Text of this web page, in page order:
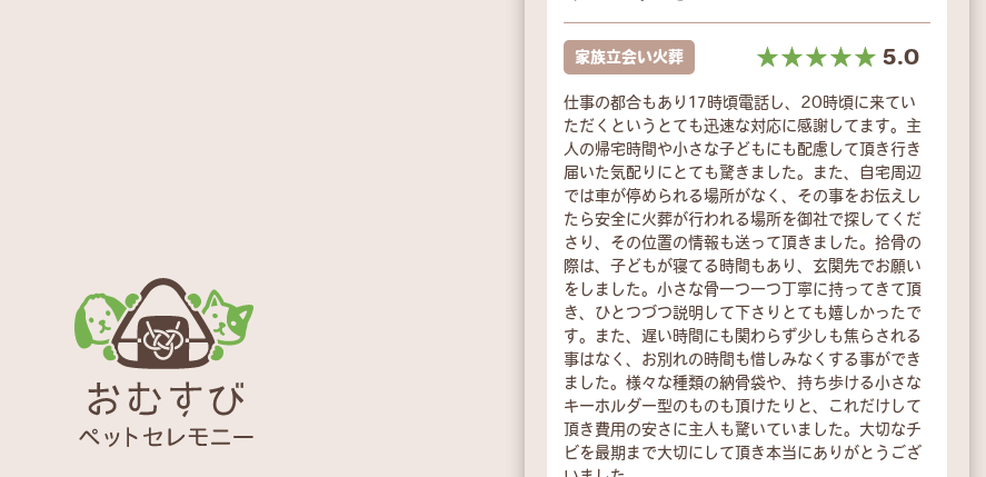
家族立会い火葬 ☆☆☆☆☆
★★★★★ 5.0
仕事の都合もあり17時頃電話し、20時頃に来てい
ただくというとても迅速な対応に感謝してます。主
人の帰宅時間や小さな子どもにも配慮して頂き行き
届いた気配りにとても驚きました。また、自宅周辺
では車が停められる場所がなく、その事をお伝えし
たら安全に火葬が行われる場所を御社で探してくだ
さり、その位置の情報も送って頂きました。拾骨の
際は、子どもが寝てる時間もあり、玄関先でお願い
をしました。小さな骨一つ一つ丁寧に持ってきて頂
き、ひとつづつ説明して下さりとても嬉しかったで
す。また、遅い時間にも関わらず少しも焦らされる
事はなく、お別れの時間も惜しみなくする事ができ
ました。様々な種類の納骨袋や、持ち歩ける小さな
キーホルダー型のものも頂けたりと、これだけして
頂き費用の安さに主人も驚いていました。大切なチ
ビを最期まで大切にして頂き本当にありがとうござ